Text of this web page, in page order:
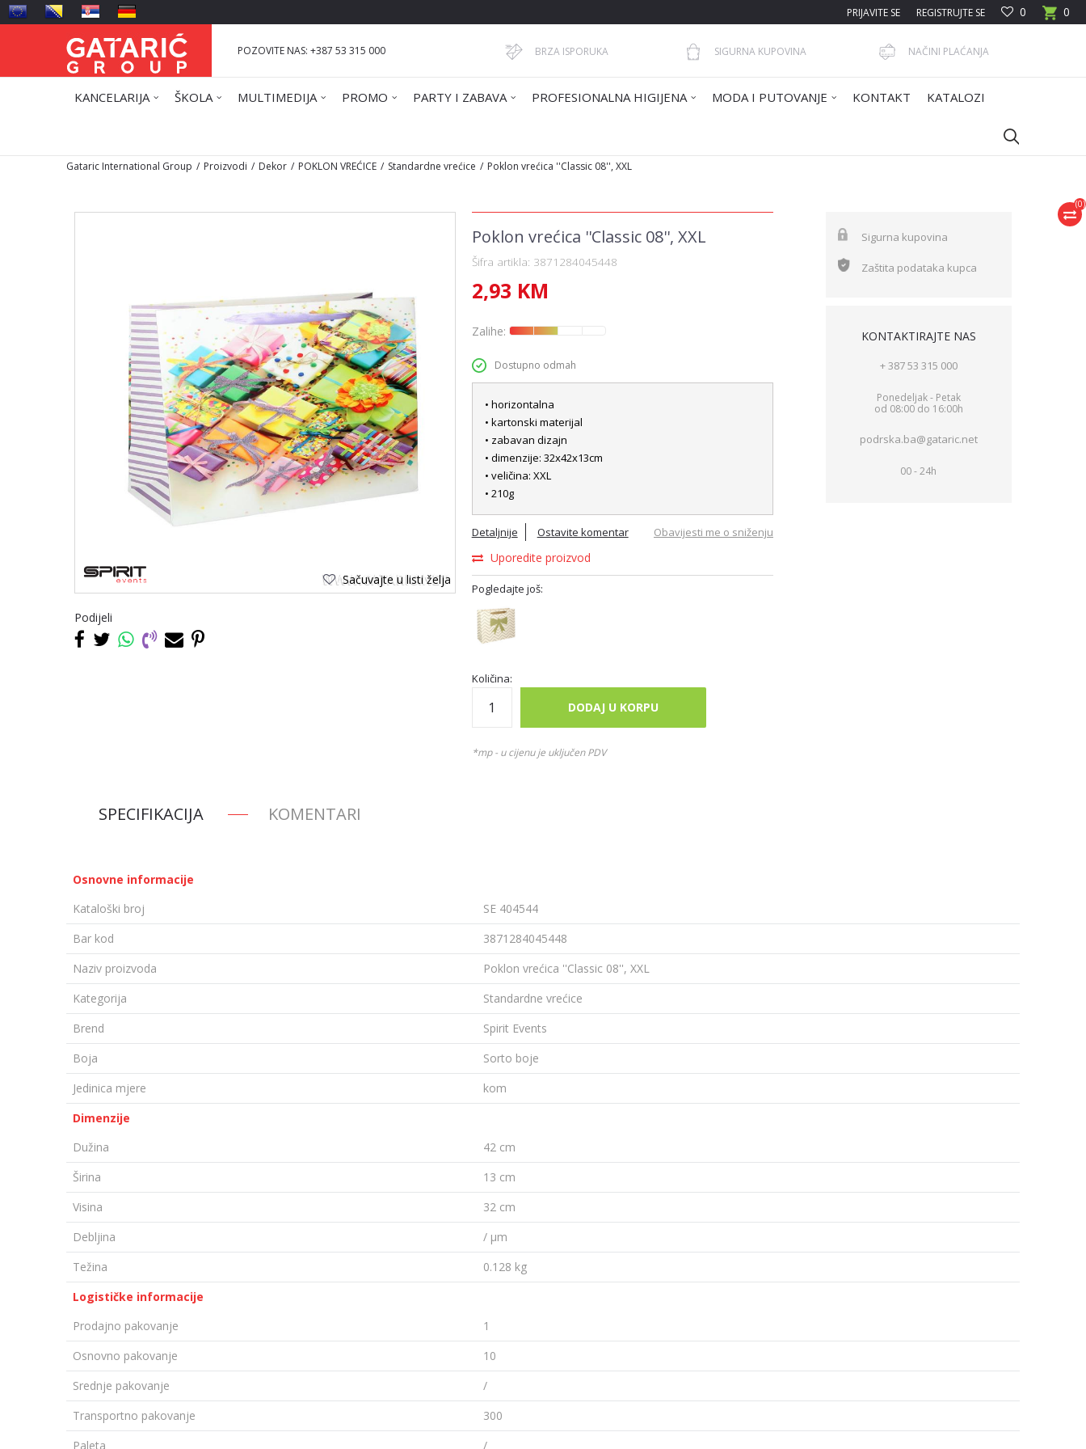
0
0
PRIJAVITE SE REGISTRUJTE SE
POZOVITE NAS: +387 53 315 000 BRZA ISPORUKA SIGURNA KUPOVINA NAČINI PLAĆANJA
KANCELARIJA ŠKOLA MULTIMEDIJA PROMO PARTY I ZABAVA PROFESIONALNA HIGIJENA MODA I PUTOVANJE KONTAKT KATALOZI
(0)
Gataric International Group Proizvodi Dekor POKLON VREĆICE Standardne vrećice Poklon vrećica ''Classic 08'', XXL
Sačuvajte u listi želja
Podijeli
Poklon vrećica ''Classic 08'', XXL
Šifra artikla: 3871284045448
2,93 KM
Zalihe:
Dostupno odmah
• horizontalna
• kartonski materijal
• zabavan dizajn
• dimenzije: 32x42x13cm
• veličina: XXL
• 210g
Detaljnije Ostavite komentar
Uporedite proizvod
Obavijesti me o sniženju
Pogledajte još:
Količina:
DODAJ U KORPU
*mp - u cijenu je uključen PDV
Sigurna kupovina
Zaštita podataka kupca
KONTAKTIRAJTE NAS
+ 387 53 315 000
Ponedeljak - Petak
od 08:00 do 16:00h
podrska.ba@gataric.net
00 - 24h
SPECIFIKACIJA KOMENTARI
Osnovne informacije
Kataloški broj
SE 404544
Bar kod
3871284045448
Naziv proizvoda
Poklon vrećica ''Classic 08'', XXL
Kategorija
Standardne vrećice
Brend
Spirit Events
Boja
Sorto boje
Jedinica mjere
kom
Dimenzije
Dužina
42 cm
Širina
13 cm
Visina
32 cm
Debljina
/ µm
Težina
0.128 kg
Logističke informacije
Prodajno pakovanje
1
Osnovno pakovanje
10
Srednje pakovanje
/
Transportno pakovanje
300
Paleta
/